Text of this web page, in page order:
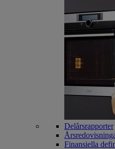
Delårsrapporter
Finansiella